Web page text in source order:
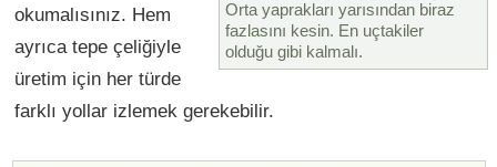
Orta yaprakları yarısından biraz
fazlasını kesin. En uçtakiler
olduğu gibi kalmalı.
okumalısınız. Hem
ayrıca tepe çeliğiyle
üretim için her türde
farklı yollar izlemek gerekebilir.